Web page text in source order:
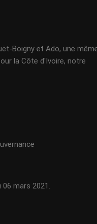
Boigny et Ado, une
la Côte d'Ivoire, notre
mars 2021.